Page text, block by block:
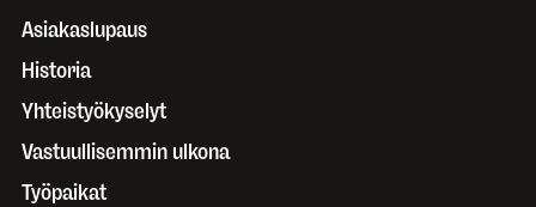
Asiakaslupaus
Historia
Yhteistyökyselyt
Vastuullisemmin ulkona
Työpaikat